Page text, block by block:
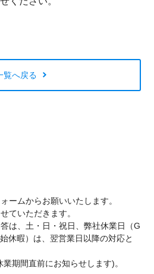
覧へ戻る
ームからお願いいたします。
ていただきます。
は、土・日・祝日、弊社休業日（G
休暇）は、翌営業日以降の対応と
期間直前にお知らせします)。